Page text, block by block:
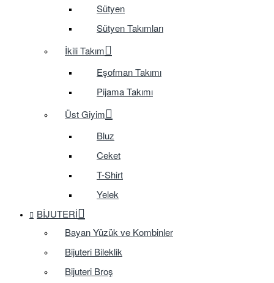
Sütyen
Sütyen Takımları
İkili Takım
Eşofman Takımı
Pijama Takımı
Üst Giyim
Bluz
Ceket
T-Shirt
Yelek
BIJUTERI
Bayan Yüzük ve Kombinler
Bijuteri Bileklik
Bijuteri Broş